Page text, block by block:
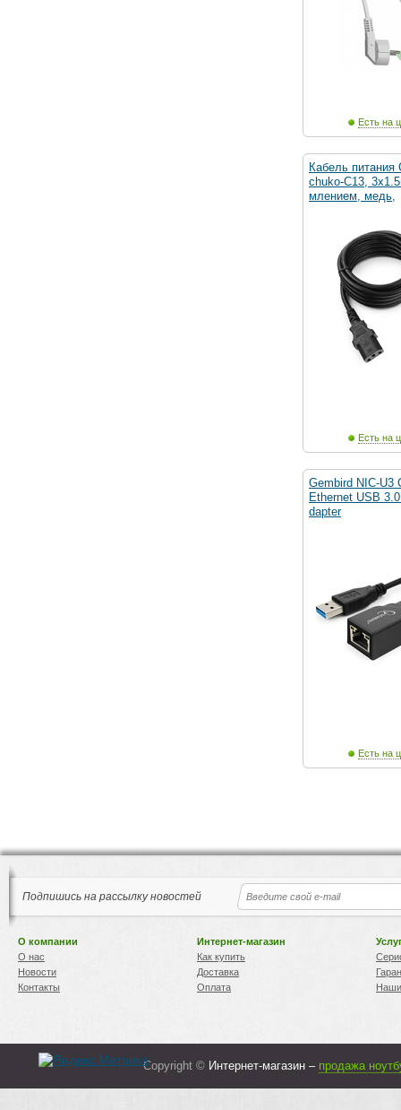
Есть на
Кабель питания
chuko-C13,
млением, медь,
Есть на
Gembird NIC-U3
Ethernet USB
dapter
Есть на
Подпишись на рассылку новостей
О компании
О нас
Новости
Контакты
Интернет-магазин
Как купить
Доставка
Оплата
Copyright © Интернет-магазин – продажа